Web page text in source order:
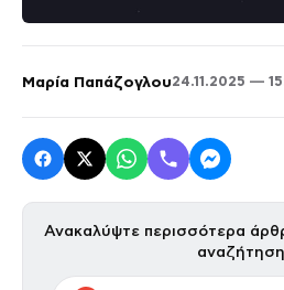
Μαρία Παπάζογλου24.11.2025 —
Ανακαλύψτε περισσότερα